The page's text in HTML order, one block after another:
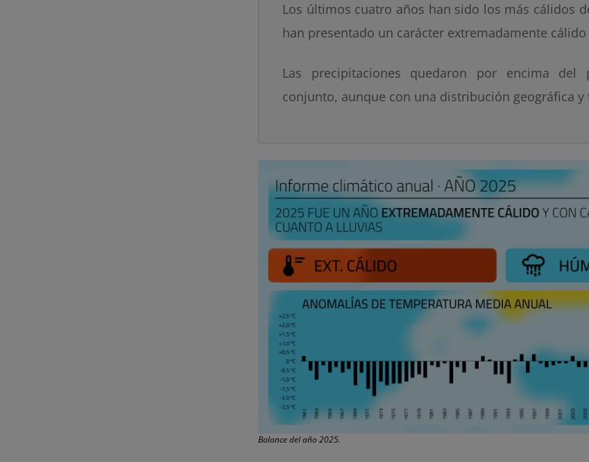
Los últimos cuatro años han sido los más cálidos
han presentado un carácter extremadamente cálido
Las precipitaciones quedaron por encima del
conjunto, aunque con una distribución geográfica
Balance del año 2025.